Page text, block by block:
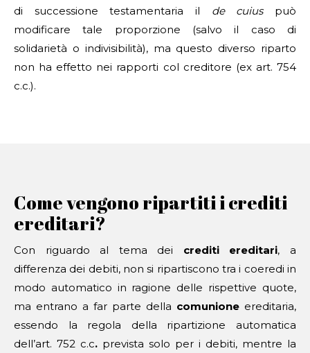
di successione testamentaria il de cuiuspuò
modificare tale proporzione (salvo il caso di
solidarietà o indivisibilità), ma questo diverso riparto
non ha effetto nei rapporti col creditore (ex art. 754
c.c.).
Come vengono ripartiti i crediti
ereditari?
Con riguardo al tema dei crediti ereditari, a
differenza dei debiti, non si ripartiscono tra i coeredi in
modo automatico in ragione delle rispettive quote,
ma entrano a far parte della comunione ereditaria,
essendo la regola della ripartizione automatica
dell’art. 752 c.c. prevista solo per i debiti, mentre la